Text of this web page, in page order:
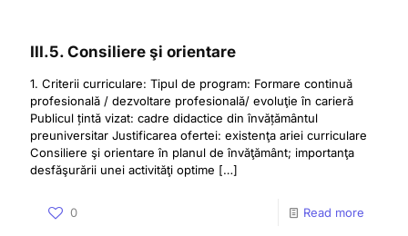
III.5. Consiliere şi orientare
1. Criterii curriculare: Tipul de program: Formare continuă
profesională / dezvoltare profesională/ evoluţie în carieră
Publicul țintă vizat: cadre didactice din învățământul
preuniversitar Justificarea ofertei: existenţa ariei curriculare
Consiliere şi orientare în planul de învăţământ; importanţa
desfăşurării unei activităţi optime […]
0 Read more